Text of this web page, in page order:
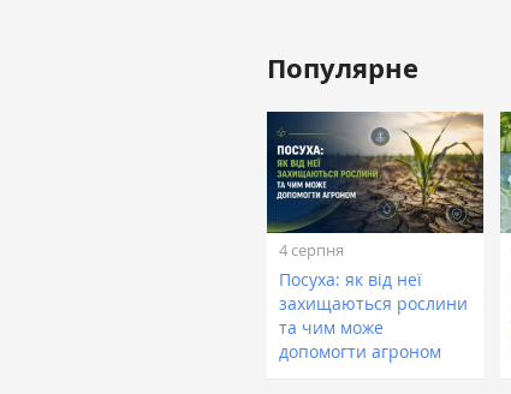
Жовтан Назар
Лінійний агроном, ТОВ
«ТАС Агро Захід» (ТАС
Агро)
Популярне
4 серпня
Посуха: як від неї
захищаються рослини
та чим може
допомогти агроном